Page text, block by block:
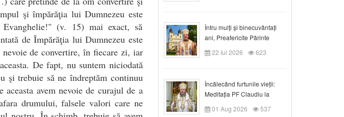
şi împărăţia lui Dumnezeu este
(v. 15) mai exact, să
de Împărăţia lui Dumnezeu este
de convertire, în fiecare zi, iar
De fapt, nu suntem niciodată
şi trebuie să ne îndreptăm continuu
avem nevoie de curajul de a
drumului, falsele valori care ne
Întru mulți și binecuvântați
ani, Preafericite Părinte
Claudiu!
22 Iul 2026 623
Încălecând furtunile vieții:
Meditația PF Claudiu la
Duminica a IX-a după Rusalii
01 Aug 2026 537